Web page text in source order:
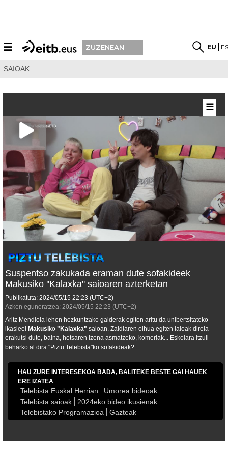
☰ ZUZENEAN EU
SAIOAK
Suspentso zakukada eraman dute sofakideek
Makusiko ''Kalaxka'' saioaren azterketan
Publikatuta: 2024/05/15 22:23 (UTC+2)
Azken eguneratzea: 2024/05/15 22:23 (UTC+2)
Aritz Mendiola lehen hezkuntzako galderak egiten aritu da unibertsitateko
ikasleei Makusiko " Kalaxka" saioan. Zaldiaren oihua egiten iaioak direla
erakutsi dute, baina, hotsaren izena asmatzeko, komeriak... Eskolara itzuli
beharko al dira "Piztu Telebista"ko sofakideak?
HAU ZURE INTERESEKOA BADA, BALITEKE BESTE GAI HAUEK
ERE IZATEA
Telebista Euskal Herrian
Umorea bideoak
Telebista saioak
2024eko bideo ikusienak
Telebistako Programazioa
Gazteak
☰